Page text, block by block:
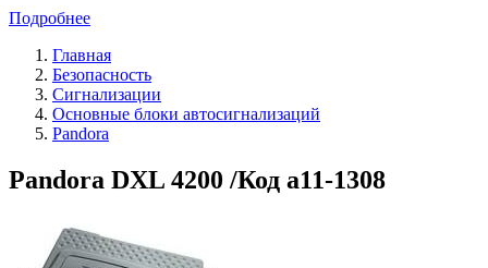
Подробнее
Главная
Безопасность
Сигнализации
Основные блоки автосигнализаций
Pandora
Pandora DXL 4200 /Код a11-1308